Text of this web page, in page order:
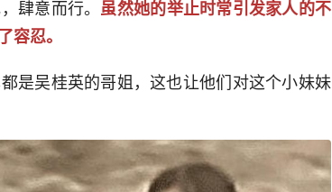
肆意而行。 虽然她的举止时常引发家人的不
容忍。
是吴桂英的哥姐，这也让他们对这个小妹妹